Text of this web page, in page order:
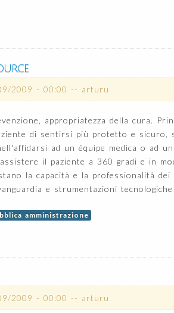
2009 - 00:00 -- arturu
appropriatezza della cura.
di sentirsi più protetto e sicuro,
ad un équipe medica o ad
il paziente a 360 gradi e in
la capacità e la professionalità dei
e strumentazioni
amministrazione
2009 - 00:00 -- arturu